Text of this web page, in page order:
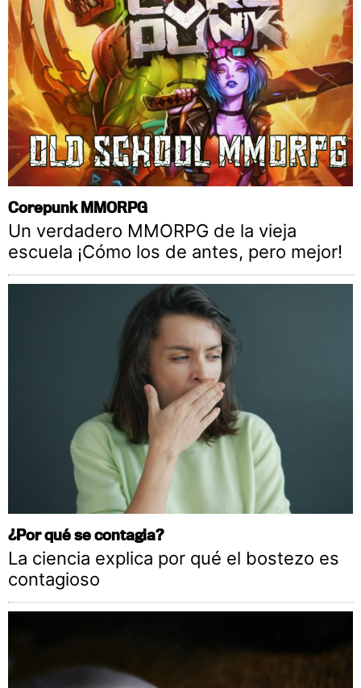
Corepunk MMORPG
Un verdadero MMORPG de la vieja
escuela ¡Cómo los de antes, pero mejor!
¿Por qué se contagia?
La ciencia explica por qué el bostezo es
contagioso